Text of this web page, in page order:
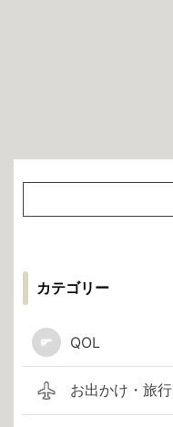
カテゴリー
QOL
お出かけ・旅行